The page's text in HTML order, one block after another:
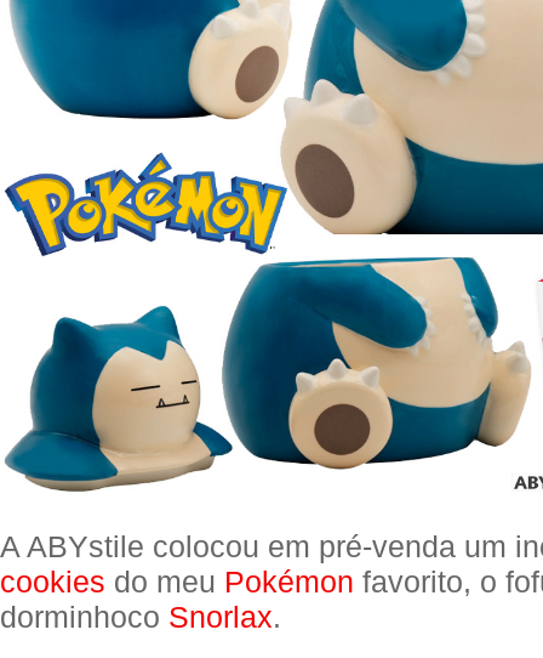
A ABYstile colocou em pré-venda um
cookies do meu Pokémon favorito, o
dorminhoco Snorlax.